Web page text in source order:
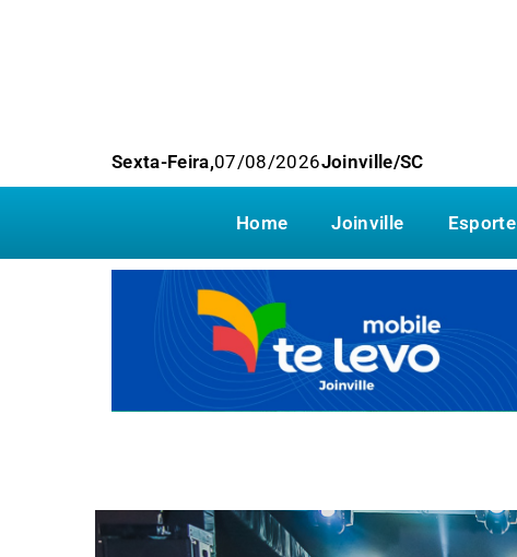
Sexta-Feira,07/08/2026Joinville/SC
Home Joinville Esporte